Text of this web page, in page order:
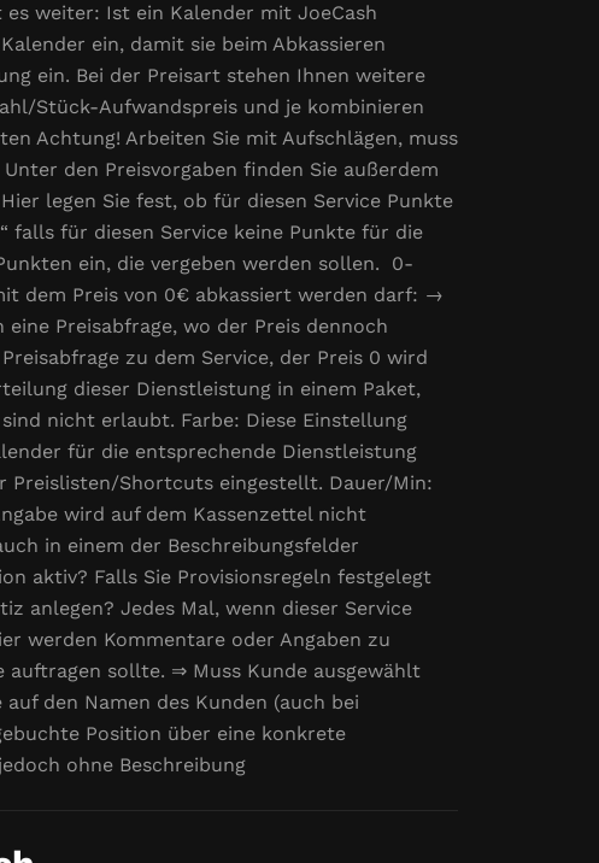
weiter: Ist ein Kalender mit JoeCash
ein, damit sie beim Abkassieren
ein. Bei der Preisart stehen Ihnen weitere
Stück-Aufwandspreis und je kombinieren
Achtung! Arbeiten Sie mit Aufschlägen, muss
den Preisvorgaben finden Sie außerdem
legen Sie fest, ob für diesen Service Punkte
falls für diesen Service keine Punkte für die
ein, die vergeben werden sollen. 0-
dem Preis von 0€ abkassiert werden darf: →
Preisabfrage, wo der Preis dennoch
zu dem Service, der Preis 0 wird
dieser Dienstleistung in einem Paket,
nicht erlaubt. Farbe: Diese Einstellung
für die entsprechende Dienstleistung
Preislisten/Shortcuts eingestellt. Dauer/Min:
wird auf dem Kassenzettel nicht
in einem der Beschreibungsfelder
aktiv? Falls Sie Provisionsregeln festgelegt
anlegen? Jedes Mal, wenn dieser Service
werden Kommentare oder Angaben zu
auftragen sollte. ⇒ Muss Kunde ausgewählt
den Namen des Kunden (auch bei
Position über eine konkrete
ohne Beschreibung